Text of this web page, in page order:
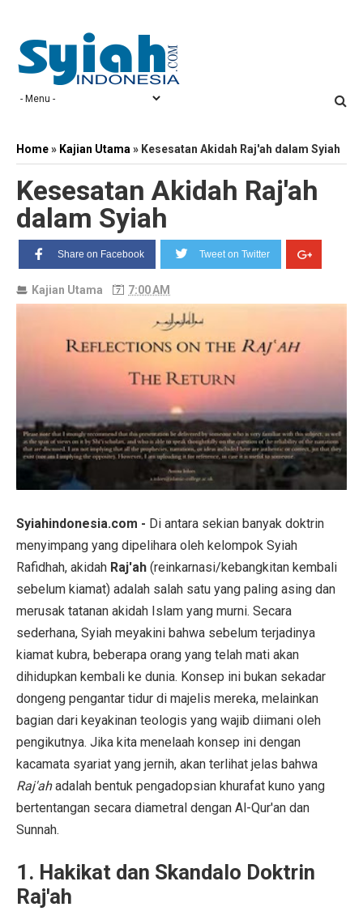
Home» Kajian Utama » Kesesatan Akidah Raj'ah dalam Syiah
Kesesatan Akidah Raj'ah
dalam Syiah
Share on Facebook Tweet on Twitter
Kajian Utama 7:00 AM
Syiahindonesia.com - Di antara sekian banyak doktrin
menyimpang yang dipelihara oleh kelompok Syiah
Rafidhah, akidah Raj'ah (reinkarnasi/kebangkitan kembali
sebelum kiamat) adalah salah satu yang paling asing dan
merusak tatanan akidah Islam yang murni. Secara
sederhana, Syiah meyakini bahwa sebelum terjadinya
kiamat kubra, beberapa orang yang telah mati akan
dihidupkan kembali ke dunia. Konsep ini bukan sekadar
dongeng pengantar tidur di majelis mereka, melainkan
bagian dari keyakinan teologis yang wajib diimani oleh
pengikutnya. Jika kita menelaah konsep ini dengan
kacamata syariat yang jernih, akan terlihat jelas bahwa
Raj'ahadalah bentuk pengadopsian khurafat kuno yang
bertentangan secara diametral dengan Al-Qur'an dan
Sunnah.
1. Hakikat dan Skandalo Doktrin
Raj'ah